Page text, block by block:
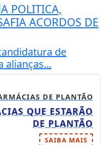
POLITICA,
ACORDOS DE
de
alianças...
DE PLANTÃO
QUE ESTARÃO
DE PLANTÃO
SAIBA MAIS